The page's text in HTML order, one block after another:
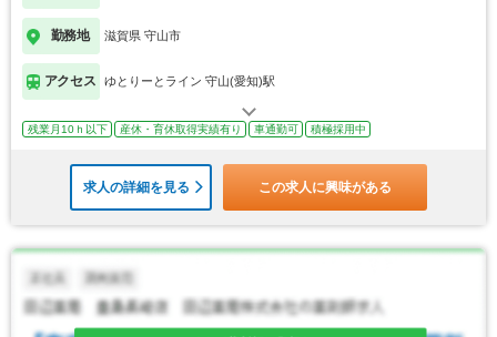
勤務地 滋賀県 守山市
アクセス ゆとりーとライン 守山(愛知)駅
残業月10ｈ以下 産休・育休取得実績有り 車通勤可 積極採用中
求人の詳細を見る この求人に興味がある